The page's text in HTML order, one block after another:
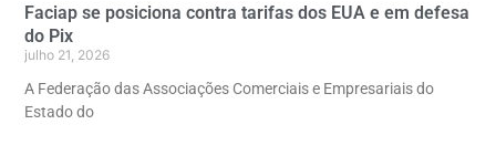
Faciap se posiciona contra tarifas dos EUA e em defesa
do Pix
julho 21, 2026
A Federação das Associações Comerciais e Empresariais do
Estado do